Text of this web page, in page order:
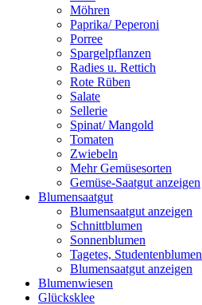
Möhren
Paprika/ Peperoni
Porree
Spargelpflanzen
Radies u. Rettich
Rote Rüben
Salate
Sellerie
Spinat/ Mangold
Tomaten
Zwiebeln
Mehr Gemüsesorten
Gemüse-Saatgut anzeigen
Blumensaatgut
Blumensaatgut anzeigen
Schnittblumen
Sonnenblumen
Tagetes, Studentenblumen
Blumensaatgut anzeigen
Blumenwiesen
Glücksklee